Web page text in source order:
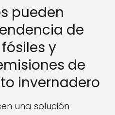
pueden
de
y
de
invernadero
una solución